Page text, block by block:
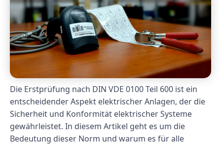
Die Erstprüfung nach DIN VDE 0100 Teil 600 ist ein
entscheidender Aspekt elektrischer Anlagen, der die
Sicherheit und Konformität elektrischer Systeme
gewährleistet. In diesem Artikel geht es um die
Bedeutung dieser Norm und warum es für alle